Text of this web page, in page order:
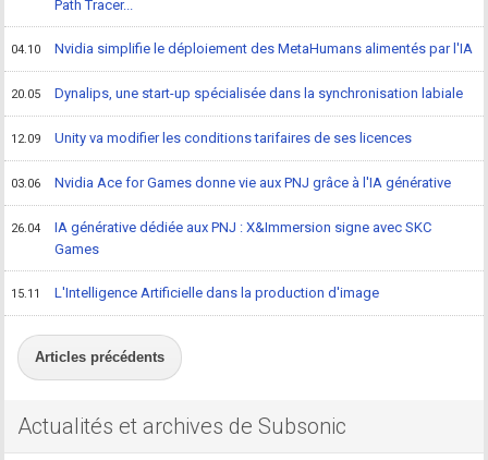
Path Tracer...
04.10 Nvidia simplifie le déploiement des MetaHumans alimentés par l'IA
20.05 Dynalips, une start-up spécialisée dans la synchronisation labiale
12.09 Unity va modifier les conditions tarifaires de ses licences
03.06 Nvidia Ace for Games donne vie aux PNJ grâce à l'IA générative
26.04
IA générative dédiée aux PNJ : X&Immersion signe avec SKC
Games
15.11 L'Intelligence Artificielle dans la production d'image
Articles précédents
Actualités et archives de Subsonic